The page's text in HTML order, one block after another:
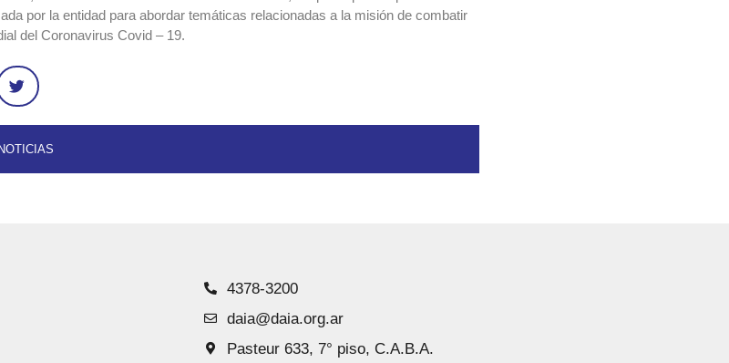
por la entidad para abordar temáticas relacionadas a la misión de combatir
del Coronavirus Covid – 19.
4378-3200
daia@daia.org.ar
Pasteur 633, 7° piso, C.A.B.A.